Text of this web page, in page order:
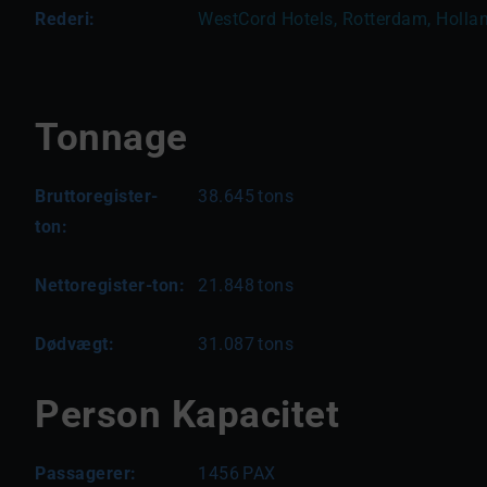
Rederi: WestCord Hotels, Rotterdam,
Tonnage
Bruttoregister-
ton:
38.645 tons
Nettoregister-ton: 21.848 tons
Dødvægt: 31.087 tons
Person Kapacitet
Passagerer: 1456 PAX